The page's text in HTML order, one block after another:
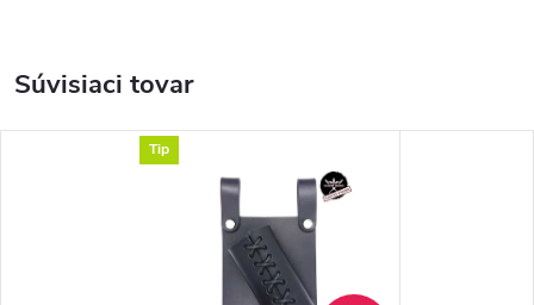
Súvisiaci tovar
Tip